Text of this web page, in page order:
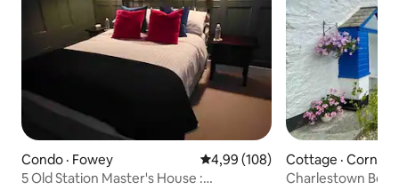
Condo · Fowey Note moyenne de 4,99 sur 5,
4,99 (108)
5 Old Station Master's House :
Cottage ·
Charlestown